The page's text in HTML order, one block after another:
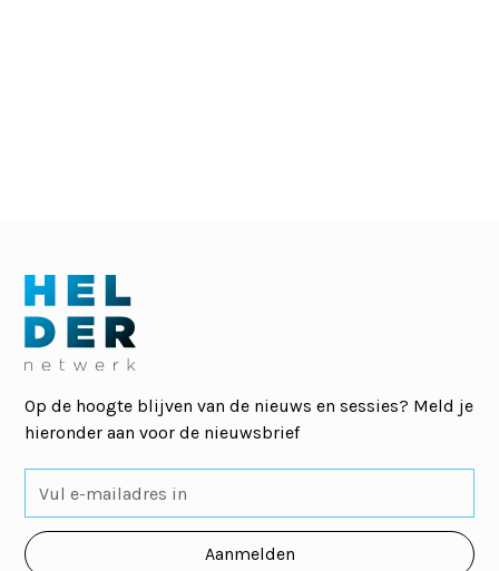
Op de hoogte blijven van de nieuws en sessies? Meld je
hieronder aan voor de nieuwsbrief